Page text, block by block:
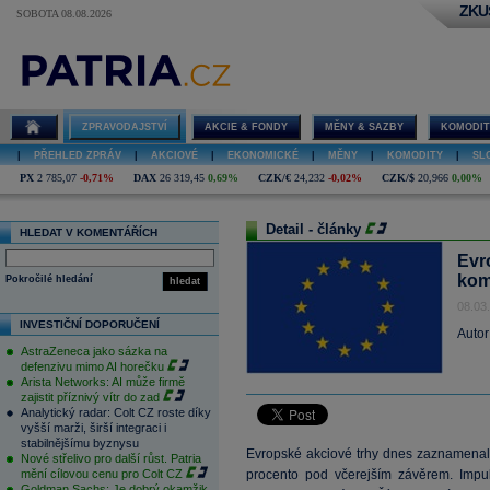
SOBOTA 08.08.2026
ZPRAVODAJSTVÍ AKCIE & FONDY MĚNY & SAZBY
PŘEHLED ZPRÁV AKCIOVÉ EKONOMICKÉ MĚNY KOMODITY
PX 2 785,07 -0,71% DAX 26 319,45 0,69% CZK/€ 24,232 -0,02% CZK/$ 20,966 0,00%
HLEDAT V KOMENTÁŘÍCH
hledat
Pokročilé hledání
INVESTIČNÍ DOPORUČENÍ
AstraZeneca jako sázka na
defenzivu mimo AI horečku
Arista Networks: AI může firmě
zajistit příznivý vítr do zad
Analytický radar: Colt CZ roste díky
vyšší marži, širší integraci i
stabilnějšímu byznysu
Nové střelivo pro další růst. Patria
mění cílovou cenu pro Colt CZ
Detail - články
Evropské akciové trhy dnes
procento pod včerejším závěrem.